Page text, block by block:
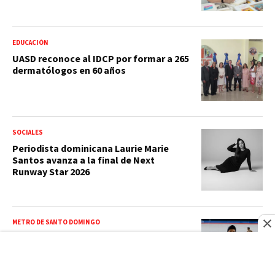
EDUCACIÓN
UASD reconoce al IDCP por formar a 265
dermatólogos en 60 años
SOCIALES
Periodista dominicana Laurie Marie
Santos avanza a la final de Next
Runway Star 2026
METRO DE SANTO DOMINGO